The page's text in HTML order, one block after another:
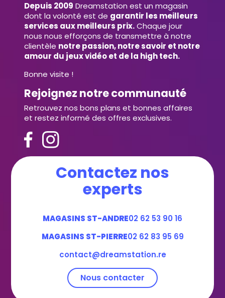
Depuis 2009 Dreamstation est un magasin
dont la volonté est de garantir les meilleurs
services aux meilleurs prix.Chaque jour
nous nous efforçons de transmettre à notre
clientèle notre passion, notre savoir et notre
amour du jeux vidéo et de la high tech.
Bonne visite !
Rejoignez notre communauté
Retrouvez nos bons plans et bonnes affaires
et restez informé des offres exclusives.
Contactez nos
experts
MAGASINS ST-ANDRE02 62 53 90 16
MAGASINS ST-PIERRE02 62 83 95 69
contact@dreamstation.re
Nous contacter